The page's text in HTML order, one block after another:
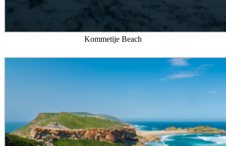
Kommetije Beach